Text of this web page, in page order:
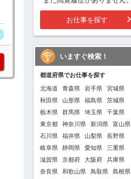
お仕事を探す
いますぐ検索！
都道府県でお仕事を探す
北海道
青森県 岩手県
宮城県
秋田県
山形県 福島県
茨城県
栃木県
群馬県 埼玉県
千葉県
東京都
神奈川県 新潟県
富山県
石川県
福井県 山梨県
長野県
岐阜県
静岡県 愛知県
三重県
滋賀県
京都府 大阪府
兵庫県
奈良県
和歌山県 鳥取県
島根県